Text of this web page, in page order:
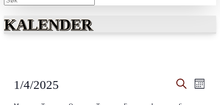
KALENDER
Måned
1/4/2025